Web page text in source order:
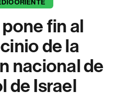
ORIENTE
fin al
de la
nacional de
de Israel